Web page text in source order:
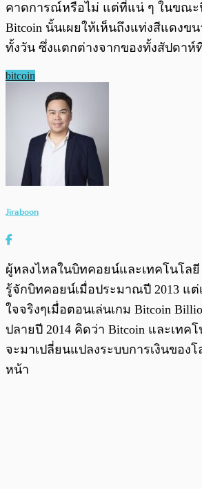
คาดการณ์หรือไม่ แต่ที่แน่ ๆ ในขณะ
Bitcoin นั้นเผยให้เห็นถึงแท่งสีแดงข
ทั้งวัน ซึ่งแตกต่างจากของทั้งสัปดาห์
bitcoin
Jiraboon
ผู้หลงไหลในบิทคอยน์และเทคโนโลยี
รู้จักบิทคอยน์เมื่อประมาณปี 2013 แ
ใจจริงๆเมื่อตอนเล่นเกม Bitcoin
ปลายปี 2014 คิดว่า Bitcoin และเทคโ
จะมาเปลี่ยนแปลงระบบการเงินของ
หน้า